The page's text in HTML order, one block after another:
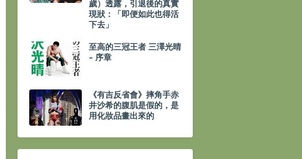
歲）透露，引退後的真實
現狀：「即便如此也得活
下去」
至高的三冠王者 三澤光晴
- 序章
《有吉反省會》摔角手赤
井沙希的腹肌是假的，是
用化妝品畫出來的